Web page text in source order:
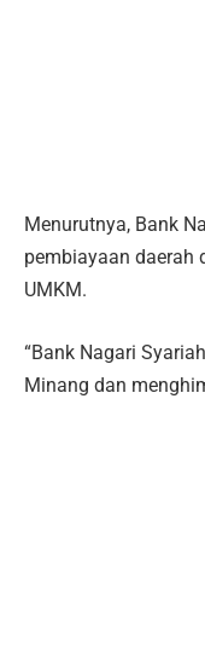
Menurutnya, Bank
pembiayaan daerah
UMKM.
“Bank Nagari
Minang dan